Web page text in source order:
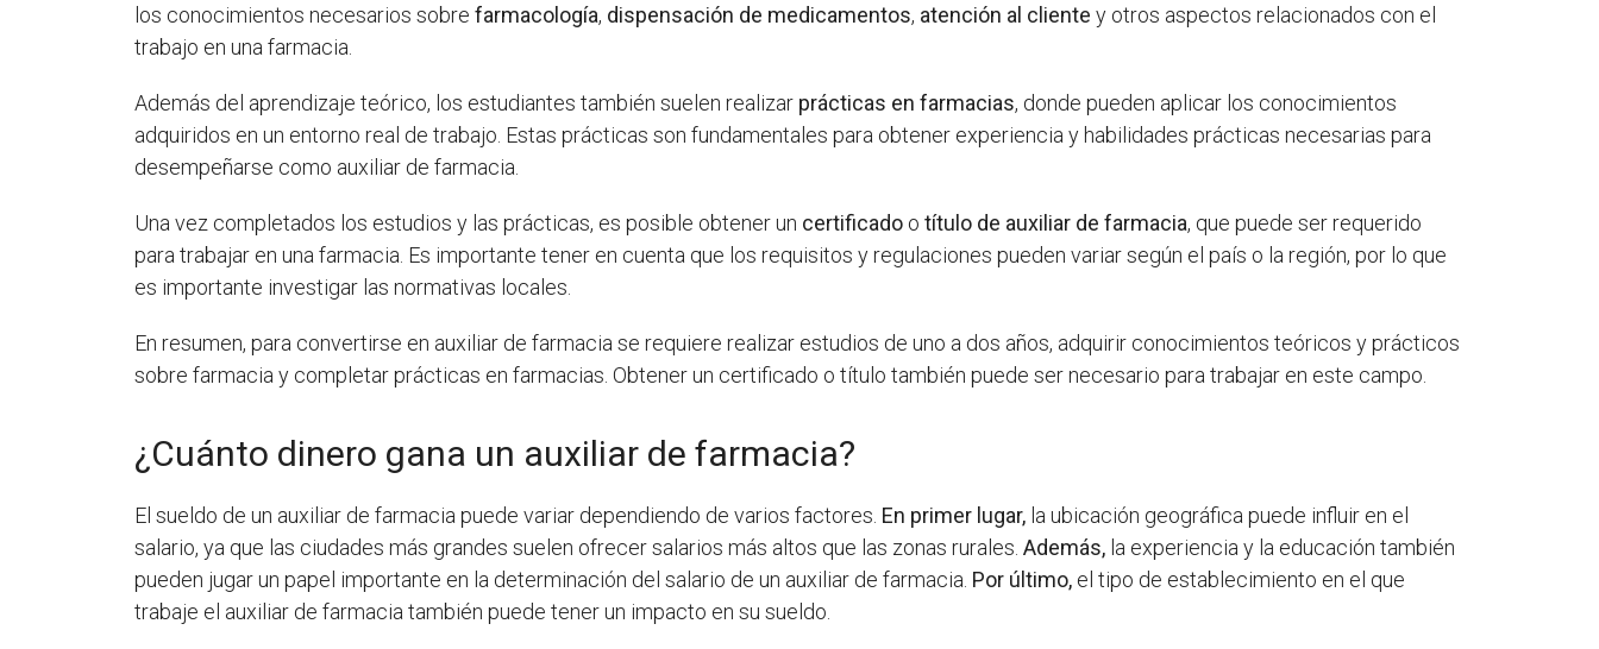
los conocimientos necesarios sobrefarmacología, dispensación de medicamentos, atención al cliente y otros aspectos relacionados con el
trabajo en una farmacia.
Además del aprendizaje teórico, los estudiantes también suelen realizar prácticas en farmacias, donde pueden aplicar los conocimientos
adquiridos en un entorno real de trabajo. Estas prácticas son fundamentales para obtener experiencia y habilidades prácticas necesarias para
desempeñarse como auxiliar de farmacia.
Una vez completados los estudios y las prácticas, es posible obtener un certificado otítulo de auxiliar de farmacia, que puede ser requerido
para trabajar en una farmacia. Es importante tener en cuenta que los requisitos y regulaciones pueden variar según el país o la región, por lo que
es importante investigar las normativas locales.
En resumen, para convertirse en auxiliar de farmacia se requiere realizar estudios de uno a dos años, adquirir conocimientos teóricos y prácticos
sobre farmacia y completar prácticas en farmacias. Obtener un certificado o título también puede ser necesario para trabajar en este campo.
¿Cuánto dinero gana un auxiliar de farmacia?
El sueldo de un auxiliar de farmacia puede variar dependiendo de varios factores. En primer lugar, la ubicación geográfica puede influir en el
salario, ya que las ciudades más grandes suelen ofrecer salarios más altos que las zonas rurales.Además, la experiencia y la educación también
pueden jugar un papel importante en la determinación del salario de un auxiliar de farmacia. Por último, el tipo de establecimiento en el que
trabaje el auxiliar de farmacia también puede tener un impacto en su sueldo.